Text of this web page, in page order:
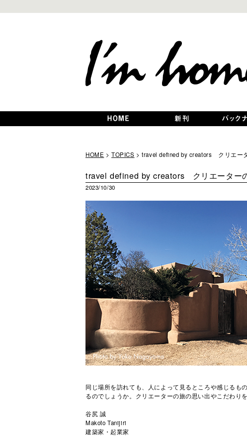
HOME >TOPICS > travel defined by creators クリエー
travel defined by creators クリエーター
2023/10/30
同じ場所を訪れても、人によって見るところや感じるも
るのでしょうか。クリエーターの旅の思い出やこだわり
谷尻 誠
Makoto Tanijiri
建築家・起業家